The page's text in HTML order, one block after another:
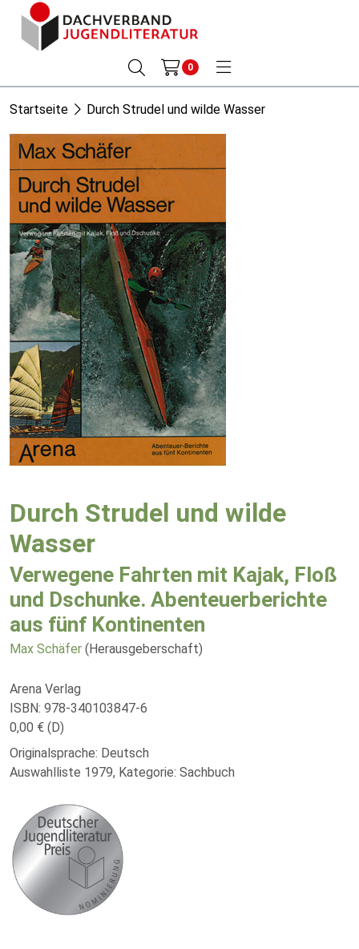
0
Startseite Durch Strudel und wilde Wasser
Durch Strudel und wilde
Wasser
Verwegene Fahrten mit Kajak, Floß
und Dschunke. Abenteuerberichte
aus fünf Kontinenten
Max Schäfer (Herausgeberschaft)
Arena Verlag
ISBN: 978-340103847-6
0,00 € (D)
Originalsprache: Deutsch
Auswahlliste 1979, Kategorie: Sachbuch